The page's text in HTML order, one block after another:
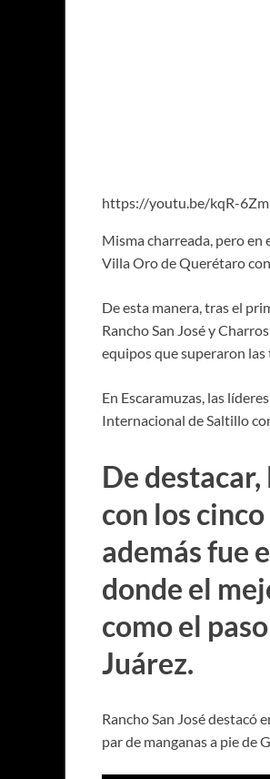
https://youtu.be/kqR-
Misma charreada, pero en
Villa Oro de Querétaro
De esta manera, tras el
Rancho San José y
equipos que superaron las
En Escaramuzas, las
Internacional de Saltillo
De
con los
además fue
donde el
como el
Juárez.
Rancho San José destacó
par de manganas a pie de